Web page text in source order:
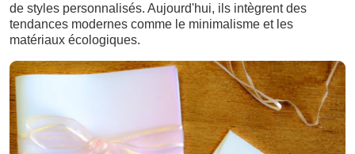
de styles personnalisés. Aujourd'hui, ils intègrent des
tendances modernes comme le minimalisme et les
matériaux écologiques.